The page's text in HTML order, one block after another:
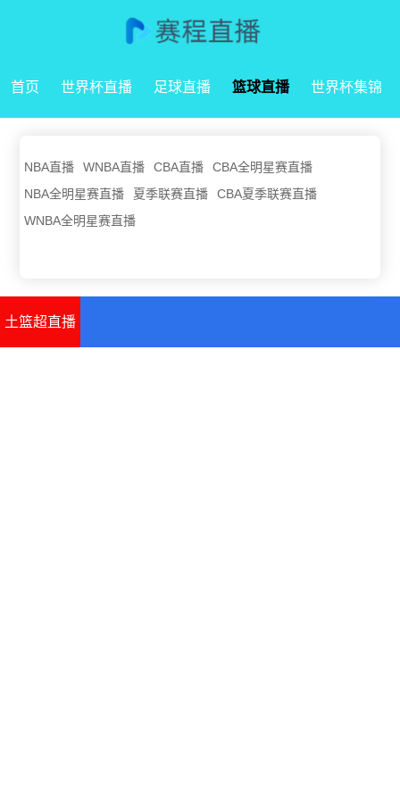
首页 世界杯直播 足球直播 篮球直播 世界杯集锦
NBA直播 WNBA直播 CBA直播
CBA全明星赛直播
NBA全明星赛直播
夏季联赛直播
CBA夏季联赛直播
WNBA全明星赛直播
土篮超直播